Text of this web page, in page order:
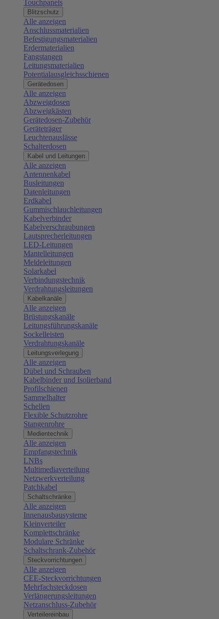
Touchpanels
Blitzschutz
Alle anzeigen
Anschlussmaterialien
Befestigungsmaterialien
Erdermaterialien
Fangstangen
Leitungsmaterialien
Potentialausgleichsschienen
Gerätedosen
Alle anzeigen
Abzweigdosen
Abzweigkästen
Gerätedosen-Zubehör
Geräteträger
Leuchtenauslässe
Schalterdosen
Kabel und Leitungen
Alle anzeigen
Antennenkabel
Busleitungen
Datenleitungen
Erdkabel
Gummischlauchleitungen
Kabelverbinder
Kabelverschraubungen
Lautsprecherleitungen
LED-Leitungen
Mantelleitungen
Meldeleitungen
Solarkabel
Verbindungstechnik
Verdrahtungsleitungen
Kabelkanäle
Alle anzeigen
Brüstungskanäle
Leitungsführungskanäle
Sockelleisten
Verdrahtungskanäle
Leitungsverlegung
Alle anzeigen
Dübel und Schrauben
Kabelbinder und Isolierband
Profilschienen
Sammelhalter
Schellen
Flexible Schutzrohre
Stangenrohre
Medientechnik
Alle anzeigen
Empfangstechnik
LNBs
Multimediaverteilung
Netzwerkverteilung
Patchkabel
Schaltschränke
Alle anzeigen
Innenausbausysteme
Kleinverteiler
Komplettschränke
Modulare Schränke
Schaltschrank-Zubehör
Steckvorrichtungen
Alle anzeigen
CEE-Steckvorrichtungen
Mehrfachsteckdosen
Verlängerungsleitungen
Netzanschluss-Zubehör
Verteilereinbau